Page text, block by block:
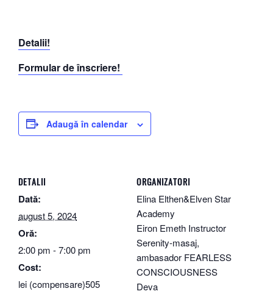
Detalii!
Formular de înscriere!
Adaugă în calendar
DETALII
Dată:
august 5, 2024
Oră:
2:00 pm - 7:00 pm
Cost:
lei (compensare)505
ORGANIZATORI
Elina Elthen&Elven Star
Academy
Eiron Emeth Instructor
Serenity-masaj,
ambasador FEARLESS
CONSCIOUSNESS
Deva